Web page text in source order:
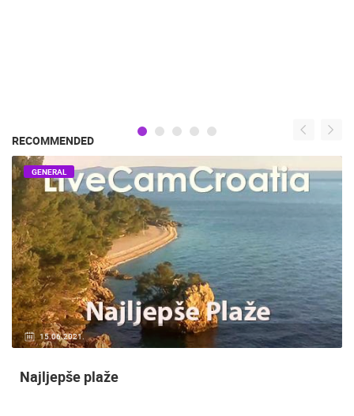
RECOMMENDED
15.06.2021.
GENERAL
Najljepše plaže